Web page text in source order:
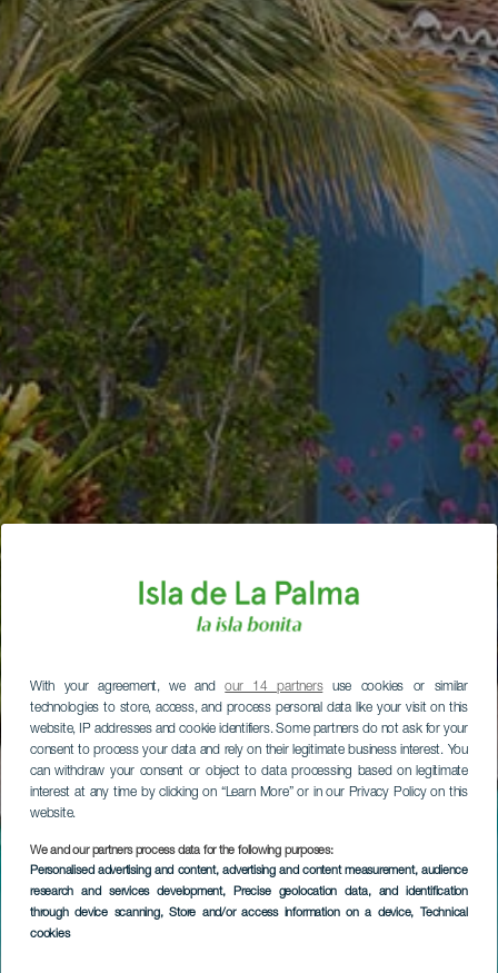
With your agreement, we andour 14 partnersuse cookies or similar
technologies to store, access, and process personal data like your visit on this
website, IP addresses and cookie identifiers. Some partners do not ask for your
consent to process your data and rely on their legitimate business interest. You
can withdraw your consent or object to data processing based on legitimate
interest at any time by clicking on “Learn More” or in our Privacy Policy on this
website.
We and our partners process data for the following purposes:
Personalised advertising and content, advertising and content measurement, audience
research and services development, Precise geolocation data, and identification
through device scanning, Store and/or access information on a device, Technical
cookies